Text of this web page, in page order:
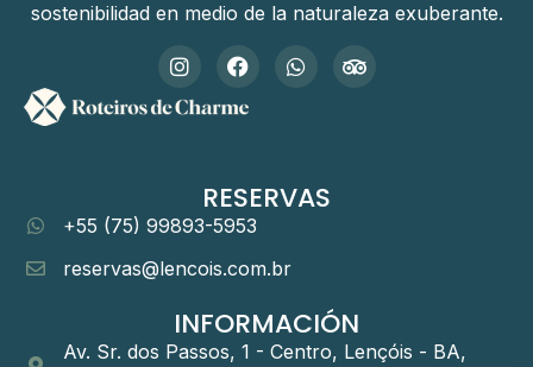
sostenibilidad en medio de la naturaleza exuberante.
RESERVAS
+55 (75) 99893-5953
reservas@lencois.com.br
INFORMACIÓN
Av. Sr. dos Passos, 1 - Centro, Lençóis - BA,